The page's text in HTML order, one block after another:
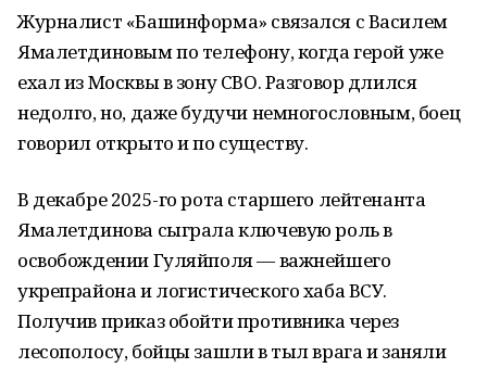
Журналист «Башинформа» связался с Василем
Ямалетдиновым по телефону, когда герой уже
ехал из Москвы в зону СВО. Разговор длился
недолго, но, даже будучи немногословным, боец
говорил открыто и по существу.
В декабре 2025-го рота старшего лейтенанта
Ямалетдинова сыграла ключевую роль в
освобождении Гуляйполя — важнейшего
укрепрайона и логистического хаба ВСУ.
Получив приказ обойти противника через
лесополосу, бойцы зашли в тыл врага и заняли